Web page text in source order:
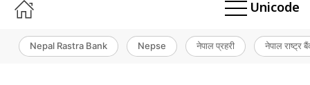
Unicode
Nepal Rastra Bank Nepse नेपाल प्रहरी नेपाल राष्ट्र